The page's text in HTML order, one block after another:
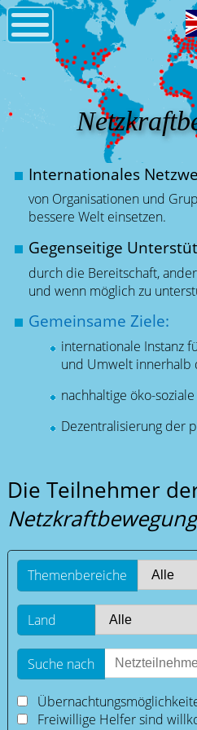
Internationales
von Organisationen und
bessere Welt einsetzen.
Gegenseitige
durch die Bereitschaft,
und wenn möglich zu
Gemeinsame Ziele:
internationale Instanz
und Umwelt innerhalb
nachhaltige öko-
Dezentralisierung der
Die Teilnehmer
Netzkraftbewegung
Themenbereiche
Land
Suche nach
Freiwillige Helfer sind